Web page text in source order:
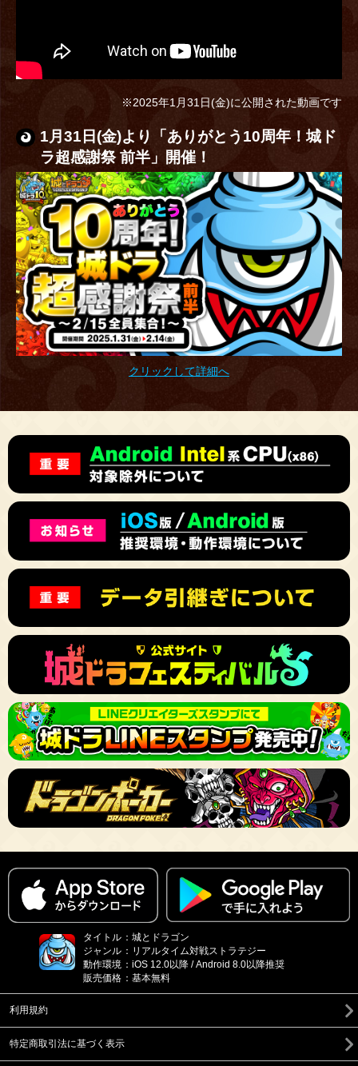
※2025年1月31日(金)に公開された動画です
1月31日(金)より「ありがとう10周年！城ド
ラ超感謝祭 前半」開催！
クリックして詳細へ
タイトル ： 城とドラゴン
ジャンル ： リアルタイム対戦ストラテジー
動作環境 ： iOS 12.0以降 / Android 8.0以降推奨
販売価格 ： 基本無料
利用規約
特定商取引法に基づく表示